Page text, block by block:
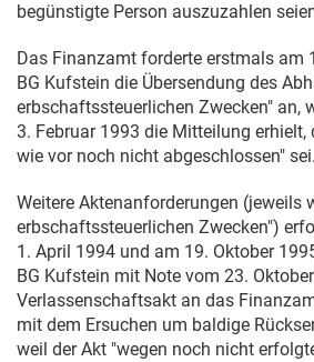
begünstigte Person auszuzahlen
Das Finanzamt forderte erstmals am
BG Kufstein die Übersendung des
erbschaftssteuerlichen Zwecken" an,
3. Februar 1993 die Mitteilung erhielt,
wie vor noch nicht abgeschlossen" sei.
Weitere Aktenanforderungen (jeweils
erbschaftssteuerlichen Zwecken")
1. April 1994 und am 19. Oktober
BG Kufstein mit Note vom 23.
Verlassenschaftsakt an das
mit dem Ersuchen um baldige
weil der Akt "wegen noch nicht